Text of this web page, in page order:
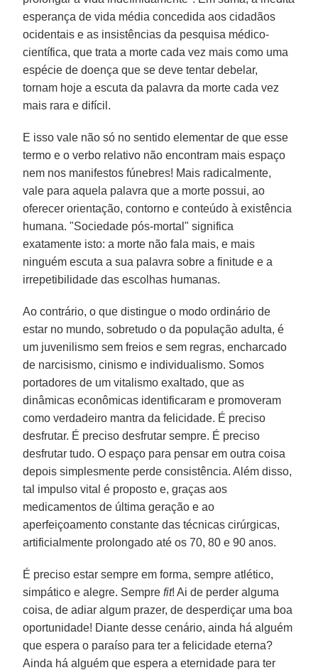
esperança de vida média concedida aos cidadãos
ocidentais e as insistências da pesquisa médico-
científica, que trata a morte cada vez mais como uma
espécie de doença que se deve tentar debelar,
tornam hoje a escuta da palavra da morte cada vez
mais rara e difícil.
E isso vale não só no sentido elementar de que esse
termo e o verbo relativo não encontram mais espaço
nem nos manifestos fúnebres! Mais radicalmente,
vale para aquela palavra que a morte possui, ao
oferecer orientação, contorno e conteúdo à existência
humana. "Sociedade pós-mortal" significa
exatamente isto: a morte não fala mais, e mais
ninguém escuta a sua palavra sobre a finitude e a
irrepetibilidade das escolhas humanas.
Ao contrário, o que distingue o modo ordinário de
estar no mundo, sobretudo o da população adulta, é
um juvenilismo sem freios e sem regras, encharcado
de narcisismo, cinismo e individualismo. Somos
portadores de um vitalismo exaltado, que as
dinâmicas econômicas identificaram e promoveram
como verdadeiro mantra da felicidade. É preciso
desfrutar. É preciso desfrutar sempre. É preciso
desfrutar tudo. O espaço para pensar em outra coisa
depois simplesmente perde consistência. Além disso,
tal impulso vital é proposto e, graças aos
medicamentos de última geração e ao
aperfeiçoamento constante das técnicas cirúrgicas,
artificialmente prolongado até os 70, 80 e 90 anos.
É preciso estar sempre em forma, sempre atlético,
simpático e alegre. Semprefit! Ai de perder alguma
coisa, de adiar algum prazer, de desperdiçar uma boa
oportunidade! Diante desse cenário, ainda há alguém
que espera o paraíso para ter a felicidade eterna?
Ainda há alguém que espera a eternidade para ter